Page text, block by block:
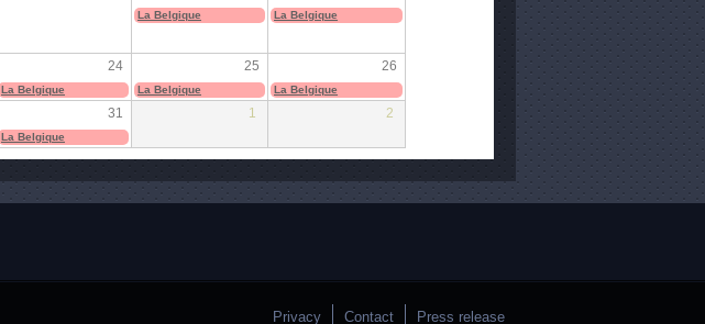
La Belgique La Belgique
24 25 26
La Belgique La Belgique La Belgique
31 1 2
La Belgique
Privacy Contact Press release